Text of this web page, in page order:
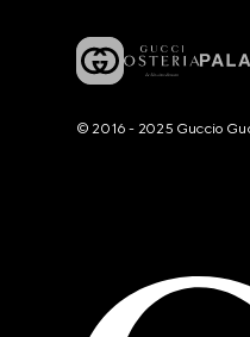
© 2016 - 2025 Guccio